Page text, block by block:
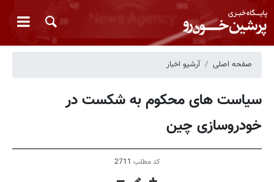
صفحه اصلی آرشیو اخبار
سیاست های محکوم به شکست در
خودروسازی چین
کد مطلب 2711